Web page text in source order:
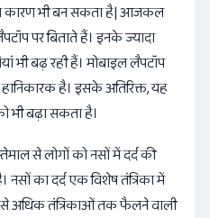
कारण भी बन सकता है| आजकल
पर बिताते हैं। इनके ज्यादा
भी बढ़ रही हैं। मोबाइल लैपटॉप
है। इसके अतिरिक्त, यह
भी बढ़ा सकता है।
से लोगों को नसों में दर्द की
नसों का दर्द एक विशेष तंत्रिका में
से अधिक तंत्रिकाओं तक फैलने वाली